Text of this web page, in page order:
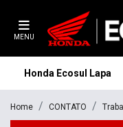
MENU
Honda Ecosul Lapa
Home CONTATO